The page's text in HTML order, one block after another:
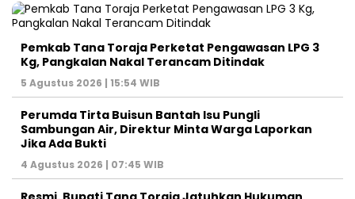
Pemkab Tana Toraja Perketat Pengawasan LPG 3
Kg, Pangkalan Nakal Terancam Ditindak
5 Agustus 2026 | 15:54 WIB
Perumda Tirta Buisun Bantah Isu Pungli
Sambungan Air, Direktur Minta Warga Laporkan
Jika Ada Bukti
4 Agustus 2026 | 07:45 WIB